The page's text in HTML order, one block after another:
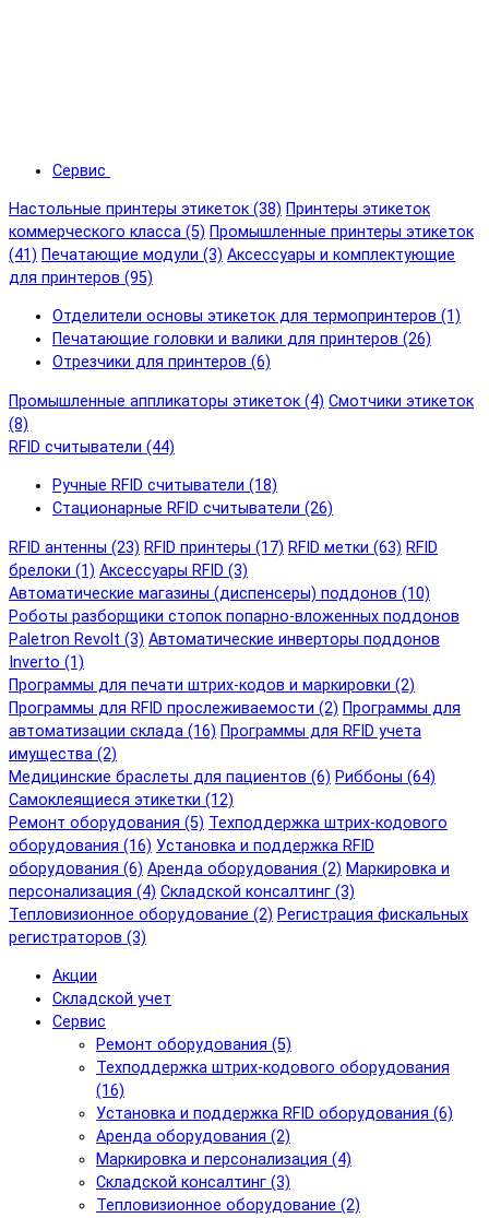
Сервис
Настольные принтеры этикеток (38) Принтеры этикеток
коммерческого класса (5) Промышленные принтеры этикеток
(41) Печатающие модули (3) Аксессуары и комплектующие
для принтеров (95)
Отделители основы этикеток для термопринтеров (1)
Печатающие головки и валики для принтеров (26)
Отрезчики для принтеров (6)
Промышленные аппликаторы этикеток (4) Смотчики этикеток
(8)
RFID cчитыватели (44)
Ручные RFID cчитыватели (18)
Стационарные RFID cчитыватели (26)
RFID антенны (23) RFID принтеры (17) RFID метки (63) RFID
брелоки (1) Аксессуары RFID (3)
Автоматические магазины (диспенсеры) поддонов (10)
Роботы разборщики стопок попарно-вложенных поддонов
Paletron Revolt (3) Автоматические инверторы поддонов
Inverto (1)
Программы для печати штрих-кодов и маркировки (2)
Программы для RFID прослеживаемости (2) Программы для
автоматизации склада (16) Программы для RFID учета
имущества (2)
Медицинские браслеты для пациентов (6) Риббоны (64)
Самоклеящиеся этикетки (12)
Ремонт оборудования (5) Техподдержка штрих-кодового
оборудования (16) Установка и поддержка RFID
оборудования (6) Аренда оборудования (2) Маркировка и
персонализация (4) Складской консалтинг (3)
Тепловизионное оборудование (2) Регистрация фискальных
регистраторов (3)
Акции
Складской учет
Сервис
Ремонт оборудования (5)
Техподдержка штрих-кодового оборудования
(16)
Установка и поддержка RFID оборудования (6)
Аренда оборудования (2)
Маркировка и персонализация (4)
Складской консалтинг (3)
Тепловизионное оборудование (2)